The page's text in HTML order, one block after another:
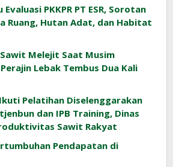
Evaluasi PKKPR PT ESR, Sorotan
Ruang, Hutan Adat, dan Habitat
Melejit Saat Musim
Lebak Tembus Dua Kali
Pelatihan Diselenggarakan
dan IPB Training, Dinas
Sawit Rakyat
Pendapatan di